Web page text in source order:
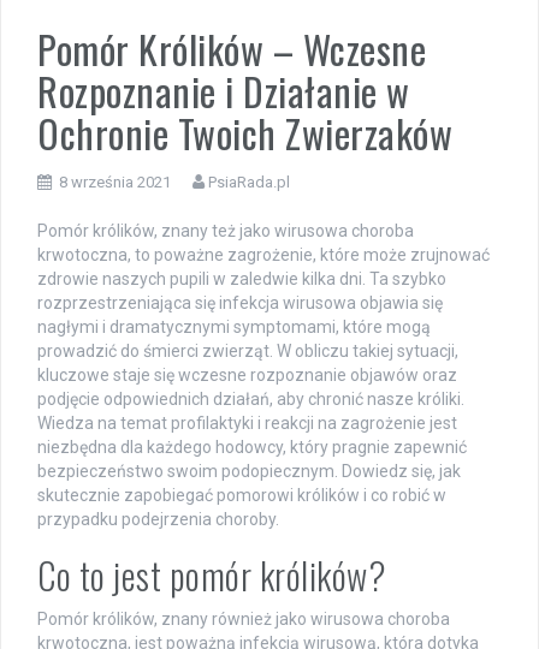
Pomór Królików – Wczesne
Rozpoznanie i Działanie w
Ochronie Twoich Zwierzaków
8 września 2021 PsiaRada.pl
Pomór królików, znany też jako wirusowa choroba
krwotoczna, to poważne zagrożenie, które może zrujnować
zdrowie naszych pupili w zaledwie kilka dni. Ta szybko
rozprzestrzeniająca się infekcja wirusowa objawia się
nagłymi i dramatycznymi symptomami, które mogą
prowadzić do śmierci zwierząt. W obliczu takiej sytuacji,
kluczowe staje się wczesne rozpoznanie objawów oraz
podjęcie odpowiednich działań, aby chronić nasze króliki.
Wiedza na temat profilaktyki i reakcji na zagrożenie jest
niezbędna dla każdego hodowcy, który pragnie zapewnić
bezpieczeństwo swoim podopiecznym. Dowiedz się, jak
skutecznie zapobiegać pomorowi królików i co robić w
przypadku podejrzenia choroby.
Co to jest pomór królików?
Pomór królików, znany również jako wirusowa choroba
krwotoczna, jest poważną infekcją wirusową, która dotyka